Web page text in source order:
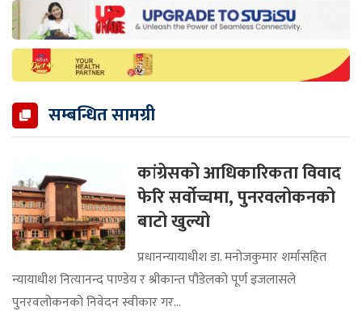
सम्बन्धित सामग्री
कांग्रेसको आधिकारिकता विवाद
फेरि सर्वोच्चमा, पुनरवलोकनको
बाटो खुल्यो
प्रधानन्यायाधीश डा. मनोजकुमार शर्मासहित
न्यायाधीश नित्यानन्द पाण्डेय र श्रीकान्त पौडेलको पूर्ण इजलासले
पुनरवलोकनको निवेदन स्वीकार गर...